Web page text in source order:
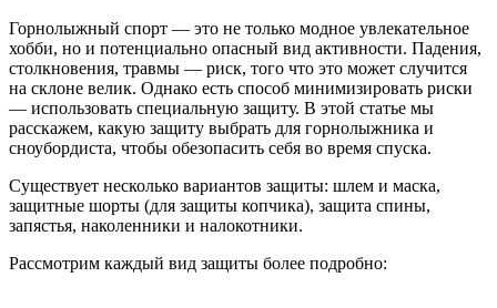
Горнолыжный спорт — это не только модное увлекательное
хобби, но и потенциально опасный вид активности. Падения,
столкновения, травмы — риск, того что это может случится
на склоне велик. Однако есть способ минимизировать риски
— использовать специальную защиту. В этой статье мы
расскажем, какую защиту выбрать для горнолыжника и
сноубордиста, чтобы обезопасить себя во время спуска.
Существует несколько вариантов защиты: шлем и маска,
защитные шорты (для защиты копчика), защита спины,
запястья, наколенники и налокотники.
Рассмотрим каждый вид защиты более подробно: